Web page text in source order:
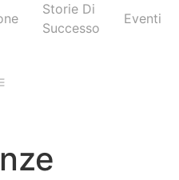
Storie Di
Successo
Eventi